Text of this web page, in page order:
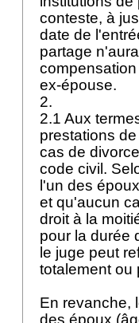
conteste, à
date de
partage
ex-épouse.
2.
2.1 Aux
prestations
cas de
code civil.
l'un des
et qu'aucun
droit à la
pour la durée
le juge peut
totalement ou
En revanche,
des époux